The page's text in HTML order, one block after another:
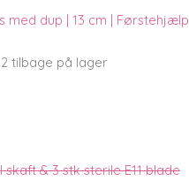
med dup | 13 cm | Førstehjælp
tilbage på lager
skaft & 3 stk sterile E11 blade